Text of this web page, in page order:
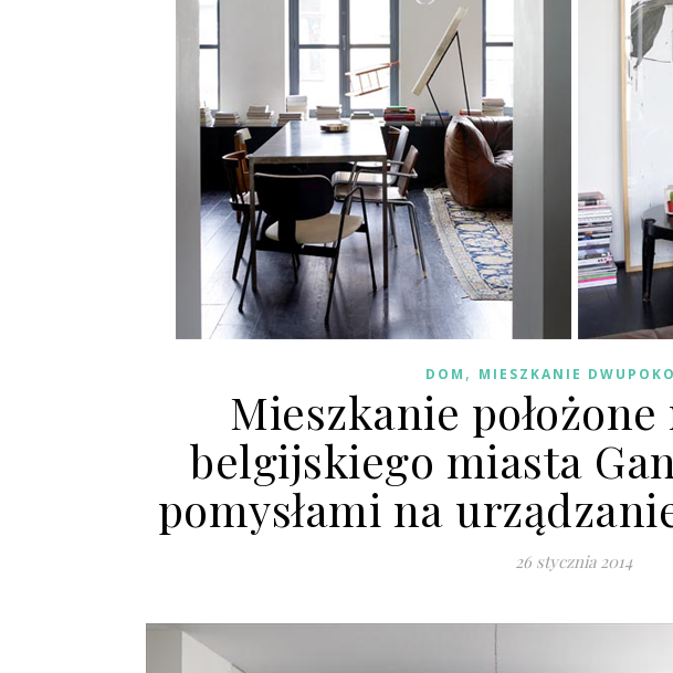
DOM , MIESZKANIE
Mieszkanie
belgijskiego miasta
pomysłami na
26 stycznia 2014